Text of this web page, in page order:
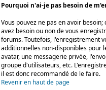
Pourquoi n'ai-je pas besoin de
Vous pouvez ne pas en avoir
avez besoin ou non de vous
forums. Toutefois, l'enregistrement
additionnelles non-disponibles pour
avatar, une messagerie privée,
groupe d'utilisateurs, etc.
il est donc recommandé de le faire.
Revenir en haut de page